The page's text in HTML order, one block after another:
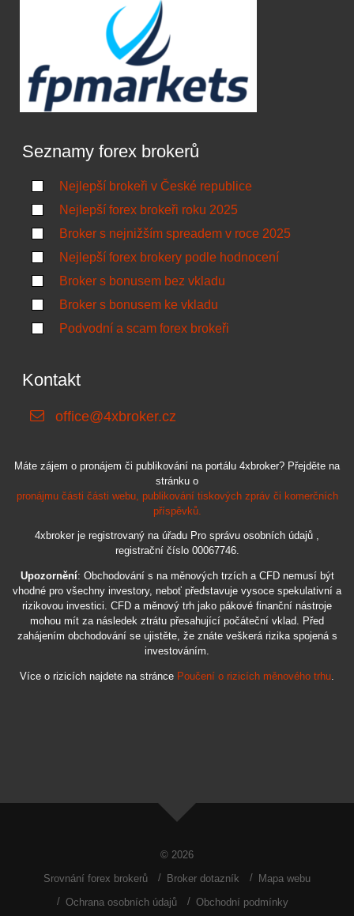
Seznamy forex brokerů
Nejlepší brokeři v České republice
Nejlepší forex brokeři roku 2025
Broker s nejnižším spreadem v roce 2025
Nejlepší forex brokery podle hodnocení
Broker s bonusem bez vkladu
Broker s bonusem ke vkladu
Podvodní a scam forex brokeři
Kontakt
office@4xbroker.cz
Máte zájem o pronájem či publikování na portálu 4xbroker? Přejděte na
stránku o
pronájmu části části webu, publikování tiskových zpráv či komerčních
příspěvků.
4xbroker je registrovaný na úřadu Pro správu osobních údajů ,
registrační číslo 00067746.
Upozornění: Obchodování s na měnových trzích a CFD nemusí být
vhodné pro všechny investory, neboť představuje vysoce spekulativní a
rizikovou investici. CFD a měnový trh jako pákové finanční nástroje
mohou mít za následek ztrátu přesahující počáteční vklad. Před
zahájením obchodování se ujistěte, že znáte veškerá rizika spojená s
investováním.
Více o rizicích najdete na stránce Poučení o rizicích měnového trhu.
© 2026
Srovnání forex brokerů
Broker dotazník
Mapa webu
Ochrana osobních údajů
Obchodní podmínky